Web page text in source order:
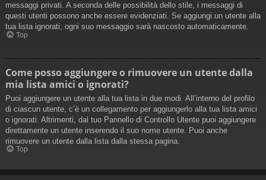
messaggi privati. A seconda delle possibilità dello stile, i messaggi di
questi utenti possono anche essere evidenziati. Se aggiungi un utente alla
tua lista ignorati, ogni suo messaggio sarà nascosto automaticamente.
Top
Come posso aggiungere o rimuovere un utente dalla
mia lista amici o ignorati?
Puoi aggiungere un utente alla tua lista in due modi. All’interno del profilo
di ciascun utente, c’è un collegamento per aggiungerlo alla tua lista amici
o ignorati. Altrimenti, dal tuo Pannello di Controllo Utente puoi aggiungere
direttamente un utente inserendo il suo nome utente. Puoi anche
rimuovere un utente dalla lista dalla stessa pagina.
Top